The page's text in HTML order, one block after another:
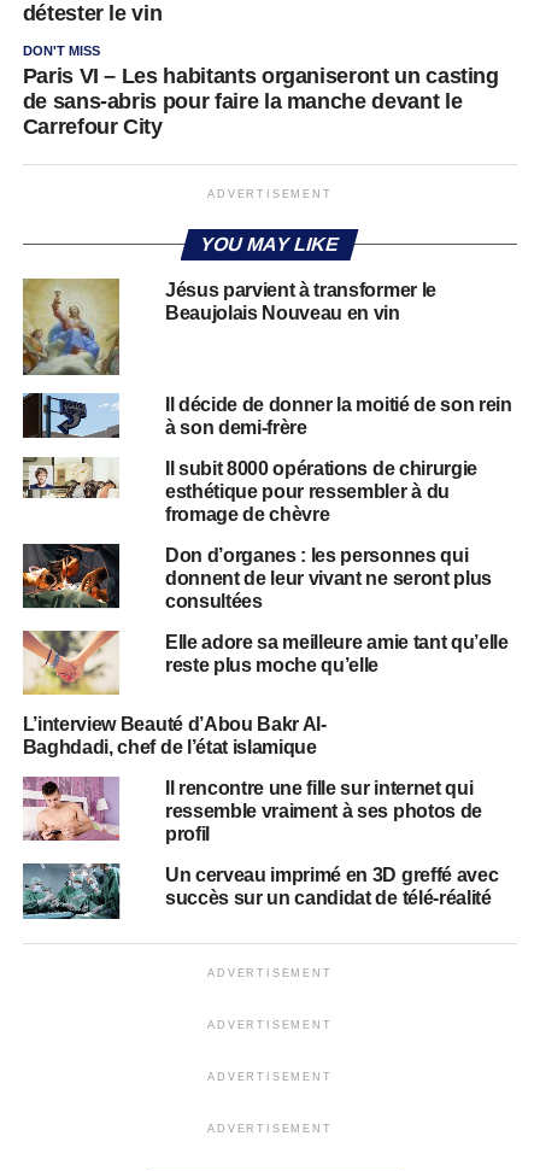
détester le vin
DON'T MISS
Paris VI – Les habitants organiseront un casting
de sans-abris pour faire la manche devant le
Carrefour City
ADVERTISEMENT
YOU MAY LIKE
Jésus parvient à transformer le
Beaujolais Nouveau en vin
Il décide de donner la moitié de son rein
à son demi-frère
Il subit 8000 opérations de chirurgie
esthétique pour ressembler à du
fromage de chèvre
Don d’organes : les personnes qui
donnent de leur vivant ne seront plus
consultées
Elle adore sa meilleure amie tant qu’elle
reste plus moche qu’elle
L’interview Beauté d’Abou Bakr Al-
Baghdadi, chef de l’état islamique
Il rencontre une fille sur internet qui
ressemble vraiment à ses photos de
profil
Un cerveau imprimé en 3D greffé avec
succès sur un candidat de télé-réalité
ADVERTISEMENT
ADVERTISEMENT
ADVERTISEMENT
ADVERTISEMENT